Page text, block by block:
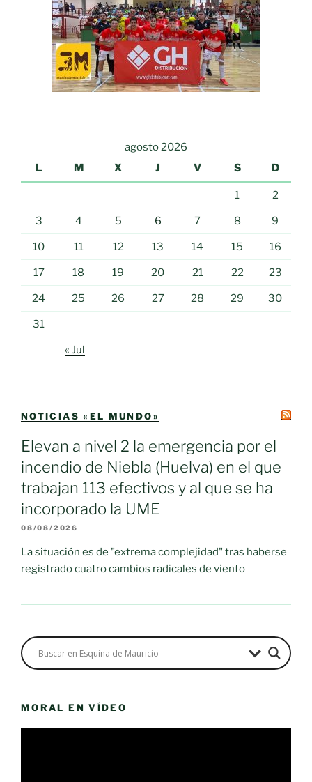
agosto 2026
L
M X J V S D
1 2
3 4 5 6 7 8 9
10 11 12 13 14 15 16
17 18 19 20 21 22 23
24 25 26 27 28 29 30
31
« Jul
NOTICIAS «EL MUNDO»
Elevan a nivel 2 la emergencia por el
incendio de Niebla (Huelva) en el que
trabajan 113 efectivos y al que se ha
incorporado la UME
08/08/2026
La situación es de "extrema complejidad" tras haberse
registrado cuatro cambios radicales de viento
MORAL EN VÍDEO